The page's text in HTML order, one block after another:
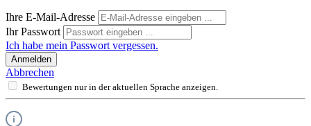
Ihre E-Mail-Adresse
Ihr Passwort
Ich habe mein Passwort vergessen.
Anmelden
Abbrechen
Bewertungen nur in der aktuellen Sprache anzeigen.